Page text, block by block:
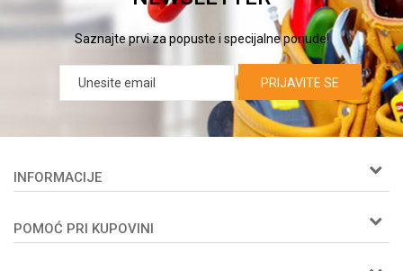
Saznajte prvi za popuste i specijalne ponude!
PRIJAVITE SE
INFORMACIJE
Woby kartica
POMOĆ PRI KUPOVINI